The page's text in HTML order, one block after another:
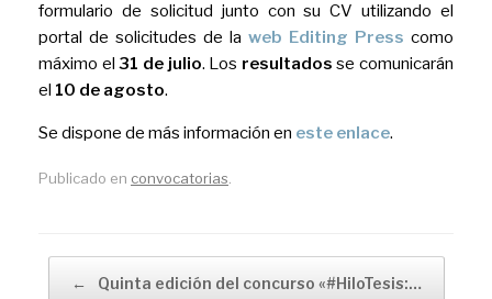
formulario de solicitud junto con su CV utilizando el
portal de solicitudes de la web Editing Press como
máximo el31 de julio. Los resultados se comunicarán
el 10 de agosto.
Se dispone de más información en este enlace.
Publicado en convocatorias
← Quinta edición del concurso «#HiloTesis:…